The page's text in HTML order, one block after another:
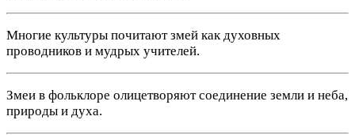
Многие культуры почитают змей как духовных
проводников и мудрых учителей.
Змеи в фольклоре олицетворяют соединение земли и неба,
природы и духа.